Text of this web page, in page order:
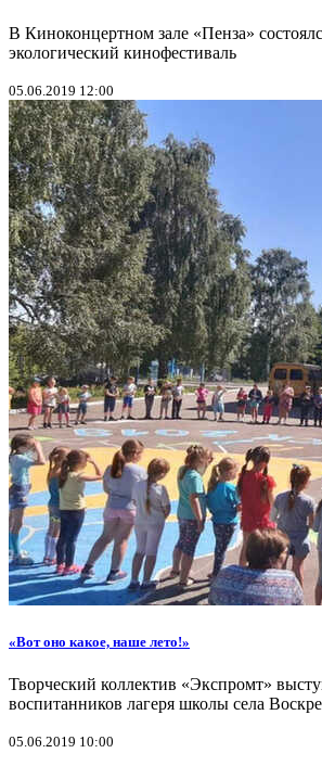
В Киноконцертном зале «Пенза»
экологический кинофестиваль
05.06.2019 12:00
«Вот оно какое, наше лето!»
Творческий коллектив «Экспромт»
воспитанников лагеря школы села
05.06.2019 10:00